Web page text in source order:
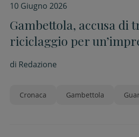
10 Giugno 2026
Gambettola, accusa di
riciclaggio per
rottamai
di Redazione
Cronaca Gambettola